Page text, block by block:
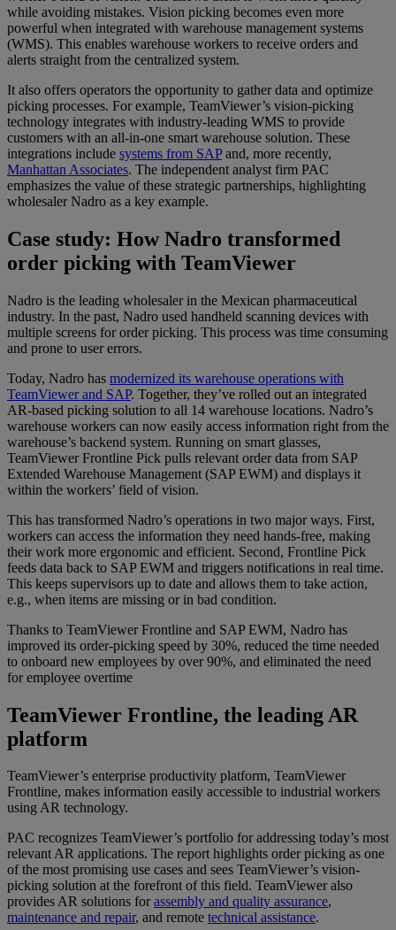
while avoiding mistakes. Vision picking becomes even more
powerful when integrated with warehouse management systems
(WMS). This enables warehouse workers to receive orders and
alerts straight from the centralized system.
It also offers operators the opportunity to gather data and optimize
picking processes. For example, TeamViewer’s vision-picking
technology integrates with industry-leading WMS to provide
customers with an all-in-one smart warehouse solution. These
integrations include systems from SAPand, more recently,
Manhattan Associates. The independent analyst firm PAC
emphasizes the value of these strategic partnerships, highlighting
wholesaler Nadro as a key example.
Case study: How Nadro transformed
order picking with TeamViewer
Nadro is the leading wholesaler in the Mexican pharmaceutical
industry. In the past, Nadro used handheld scanning devices with
multiple screens for order picking. This process was time consuming
and prone to user errors.
Today, Nadro has modernized its warehouse operations with
TeamViewer and SAP. Together, they’ve rolled out an integrated
AR-based picking solution to all 14 warehouse locations. Nadro’s
warehouse workers can now easily access information right from the
warehouse’s backend system. Running on smart glasses,
TeamViewer Frontline Pick pulls relevant order data from SAP
Extended Warehouse Management (SAP EWM) and displays it
within the workers’ field of vision.
This has transformed Nadro’s operations in two major ways. First,
workers can access the information they need hands-free, making
their work more ergonomic and efficient. Second, Frontline Pick
feeds data back to SAP EWM and triggers notifications in real time.
This keeps supervisors up to date and allows them to take action,
e.g., when items are missing or in bad condition.
Thanks to TeamViewer Frontline and SAP EWM, Nadro has
improved its order-picking speed by 30%, reduced the time needed
to onboard new employees by over 90%, and eliminated the need
for employee overtime
TeamViewer Frontline, the leading AR
platform
TeamViewer’s enterprise productivity platform, TeamViewer
Frontline, makes information easily accessible to industrial workers
using AR technology.
PAC recognizes TeamViewer’s portfolio for addressing today’s most
relevant AR applications. The report highlights order picking as one
of the most promising use cases and sees TeamViewer’s vision-
picking solution at the forefront of this field. TeamViewer also
provides AR solutions forassembly and quality assurance,
maintenance and repair, and remote technical assistance.